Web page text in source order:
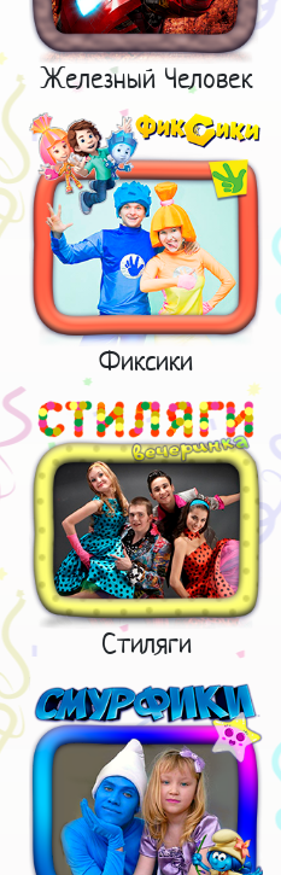
Железный Человек
Фиксики
Стиляги